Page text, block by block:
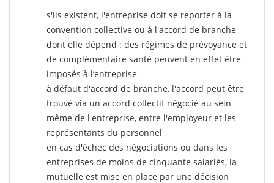
s'ils existent, l'entreprise doit se reporter à la
convention collective ou à l'accord de branche
dont elle dépend : des régimes de prévoyance et
de complémentaire santé peuvent en effet être
imposés à l’entreprise
à défaut d'accord de branche, l'accord peut être
trouvé via un accord collectif négocié au sein
même de l'entreprise, entre l'employeur et les
représentants du personnel
en cas d'échec des négociations ou dans les
entreprises de moins de cinquante salariés, la
mutuelle est mise en place par une décision